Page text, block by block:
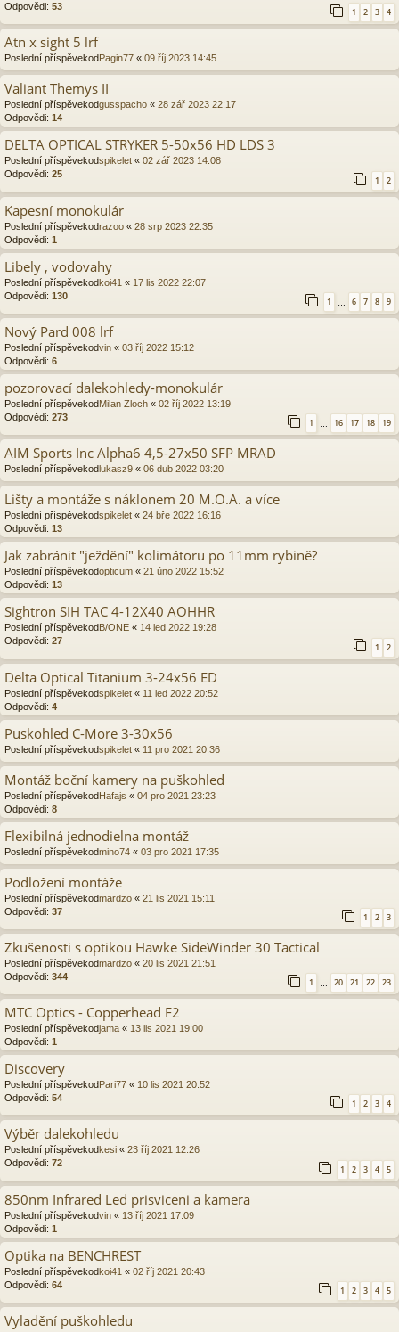
Odpovědi: 53
1 2 3 4
Atn x sight 5 lrf
Poslední příspěvekod Pagin77 « 09 říj 2023 14:45
Valiant Themys II
Poslední příspěvekodgusspacho « 28 zář 2023 22:17
Odpovědi: 14
DELTA OPTICAL STRYKER 5-50x56 HD LDS 3
Poslední příspěvekodspikelet « 02 zář 2023 14:08
Odpovědi: 25
1 2
Kapesní monokulár
Poslední příspěvekodrazoo « 28 srp 2023 22:35
Odpovědi: 1
Libely , vodovahy
Poslední příspěvekodkoi41 « 17 lis 2022 22:07
Odpovědi: 130
1 6 7 8 9
Nový Pard 008 lrf
Poslední příspěvekodvin « 03 říj 2022 15:12
Odpovědi: 6
pozorovací dalekohledy-monokulár
Poslední příspěvekodMilan Zloch « 02 říj 2022 13:19
Odpovědi: 273
1 … 16 17 18 19
AIM Sports Inc Alpha6 4,5-27x50 SFP MRAD
Poslední příspěvekod lukasz9 « 06 dub 2022 03:20
Lišty a montáže s náklonem 20 M.O.A. a více
Poslední příspěvekodspikelet « 24 bře 2022 16:16
Odpovědi: 13
Jak zabránit "ježdění" kolimátoru po 11mm rybině?
Poslední příspěvekodopticum « 21 úno 2022 15:52
Odpovědi: 13
Sightron SIH TAC 4-12X40 AOHHR
Poslední příspěvekod B/ONE « 14 led 2022 19:28
Odpovědi: 27
1 2
Delta Optical Titanium 3-24x56 ED
Poslední příspěvekodspikelet « 11 led 2022 20:52
Odpovědi: 4
Puskohled C-More 3-30x56
Poslední příspěvekodspikelet « 11 pro 2021 20:36
Montáž boční kamery na puškohled
Poslední příspěvekodHafajs « 04 pro 2021 23:23
Odpovědi: 8
Flexibilná jednodielna montáž
Poslední příspěvekodmino74 « 03 pro 2021 17:35
Podložení montáže
Poslední příspěvekodmardzo « 21 lis 2021 15:11
Odpovědi: 37
1 2 3
Zkušenosti s optikou Hawke SideWinder 30 Tactical
Poslední příspěvekodmardzo « 20 lis 2021 21:51
Odpovědi: 344
1 … 20 21 22 23
MTC Optics - Copperhead F2
Poslední příspěvekodjama « 13 lis 2021 19:00
Odpovědi: 1
Discovery
Poslední příspěvekodPari77 « 10 lis 2021 20:52
Odpovědi: 54
1 2 3 4
Výběr dalekohledu
Poslední příspěvekodkesi « 23 říj 2021 12:26
Odpovědi: 72
1 2 3 4 5
850nm Infrared Led prisviceni a kamera
Poslední příspěvekodvin « 13 říj 2021 17:09
Odpovědi: 1
Optika na BENCHREST
Poslední příspěvekodkoi41 « 02 říj 2021 20:43
Odpovědi: 64
1 2 3 4 5
Vyladění puškohledu